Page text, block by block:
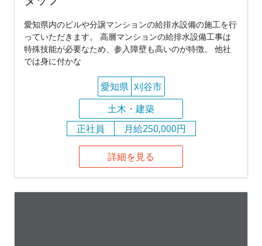
愛知県内のビルや分譲マンションの給排水設備の施工を行
っていただきます。 高層マンションの給排水設備工事は
特殊技能が必要なため、参入障壁も高いのが特徴。 他社
では身に付かな
愛知県 刈谷市
土木・建築
正社員
月給250,000円
詳細を見る